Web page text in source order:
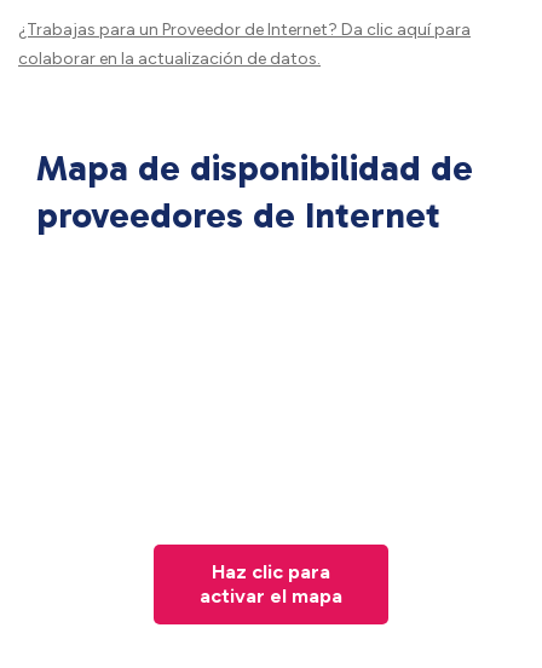
¿Trabajas para un Proveedor de Internet? Da clic aquípara
colaborar en la actualización de datos.
Mapa de disponibilidad de
proveedores de Internet
Haz clic para
activar el mapa